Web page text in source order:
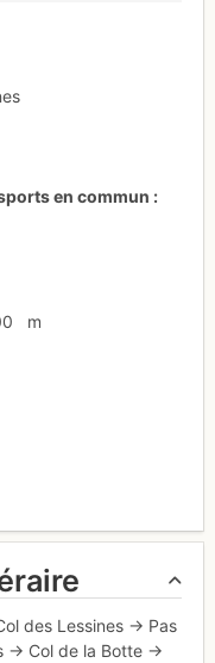
en commun
m
des Lessines → Pas
→ Col de la Botte →